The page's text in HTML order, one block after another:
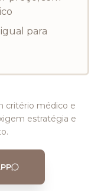
para
critério médico e
estratégia e